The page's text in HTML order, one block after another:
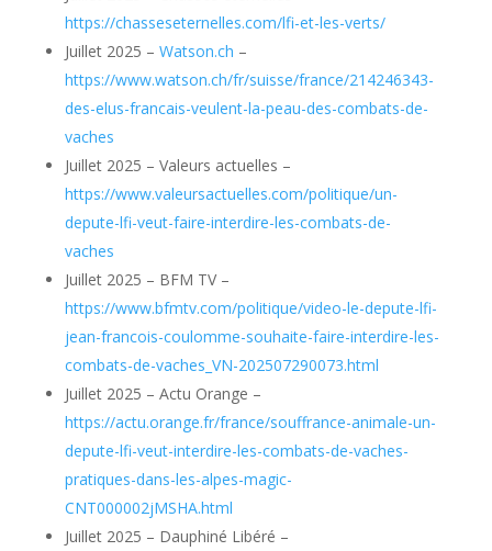
https://chasseseternelles.com/lfi-et-les-verts/
Juillet 2025 – Watson.ch –
https://www.watson.ch/fr/suisse/france/214246343-
des-elus-francais-veulent-la-peau-des-combats-de-
vaches
Juillet 2025 – Valeurs actuelles –
https://www.valeursactuelles.com/politique/un-
depute-lfi-veut-faire-interdire-les-combats-de-
vaches
Juillet 2025 – BFM TV –
https://www.bfmtv.com/politique/video-le-depute-lfi-
jean-francois-coulomme-souhaite-faire-interdire-les-
combats-de-vaches_VN-202507290073.html
Juillet 2025 – Actu Orange –
https://actu.orange.fr/france/souffrance-animale-un-
depute-lfi-veut-interdire-les-combats-de-vaches-
pratiques-dans-les-alpes-magic-
CNT000002jMSHA.html
Juillet 2025 – Dauphiné Libéré –